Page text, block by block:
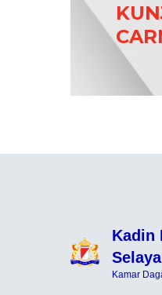
Kadin
Kamar